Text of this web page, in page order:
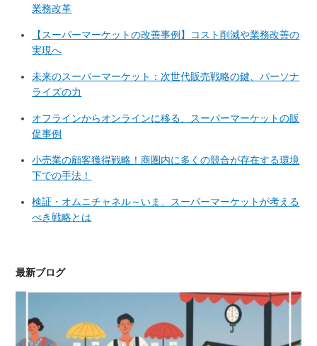
業務改革
【スーパーマーケットの改善事例】コスト削減や業務改善の
実現へ
未来のスーパーマーケット：次世代販売戦略の鍵、パーソナ
ライズの力
オフラインからオンラインに移る、スーパーマーケットの販
促事例
小売業の顧客獲得戦略！商圏内に多くの競合が存在する環境
下での手法！
検証・オムニチャネル～いま、スーパーマーケットが考える
べき戦略とは
最新ブログ